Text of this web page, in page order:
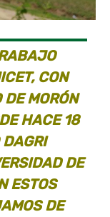
CON
MORÓN
HACE 18
DE
ESTOS
DE